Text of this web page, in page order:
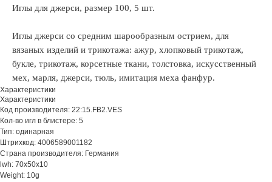
Иглы для джерси, размер 100, 5 шт.
Иглы джерси со средним шарообразным острием, для
вязаных изделий и трикотажа: ажур, хлопковый трикотаж,
букле, трикотаж, корсетные ткани, толстовка, искусственный
мех, марля, джерси, тюль, имитация меха фанфур.
Характеристики
Характеристики
Код производителя: 22:15.FB2.VES
Кол-во игл в блистере: 5
Тип: одинарная
Штрихкод: 4006589001182
Страна производителя: Германия
lwh: 70x50x10
Weight: 10g